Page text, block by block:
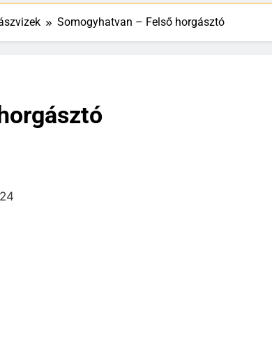
Somogyhatvan – Felső horgásztó